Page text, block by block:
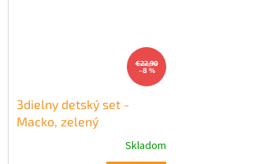
€22,90
–8 %
3dielny detský set -
Macko, zelený
Skladom